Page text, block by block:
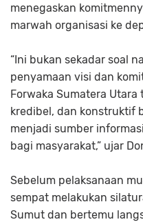
menegaskan
marwah organisasi ke
“Ini bukan sekadar soal
penyamaan visi dan
Forwaka Sumatera
kredibel, dan konstruktif
menjadi sumber
bagi masyarakat,” ujar
Sebelum pelaksanaan
sempat melakukan
Sumut dan bertemu